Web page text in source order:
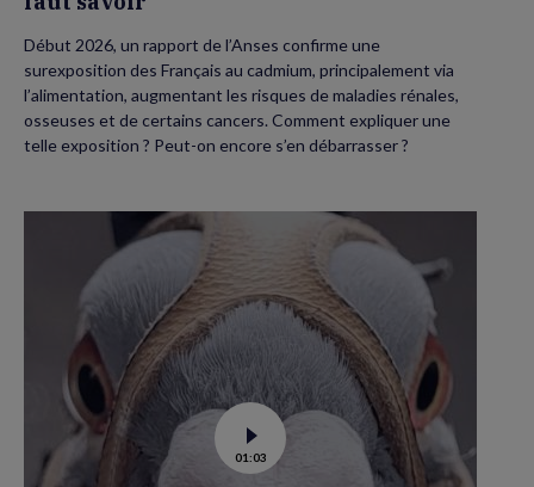
Début 2026, un rapport de l’Anses confirme une
surexposition des Français au cadmium, principalement via
l’alimentation, augmentant les risques de maladies rénales,
osseuses et de certains cancers. Comment expliquer une
telle exposition ? Peut-on encore s’en débarrasser ?
Voir
la
vidéo
01:03